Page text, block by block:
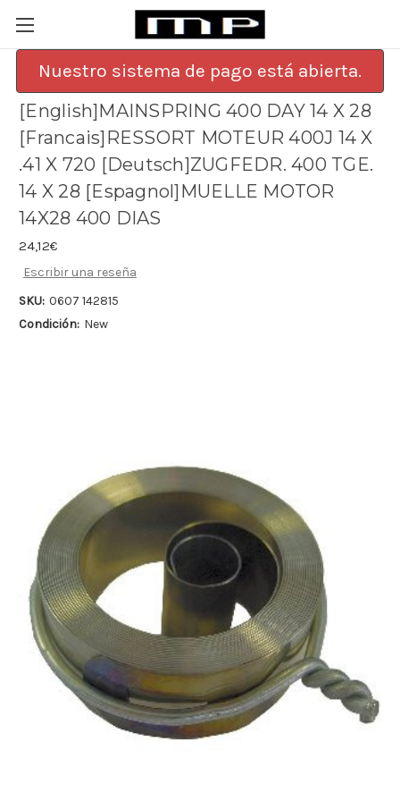
Nuestro sistema de pago está abierta.
[English]MAINSPRING 400 DAY 14 X 28
[Francais]RESSORT MOTEUR 400J 14 X
.41 X 720 [Deutsch]ZUGFEDR. 400 TGE.
14 X 28 [Espagnol]MUELLE MOTOR
14X28 400 DIAS
24,12€
Escribir una reseña
SKU: 0607 142815
Condición: New